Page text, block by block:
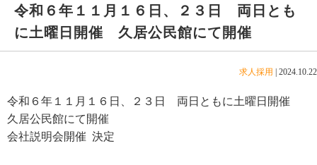
令和６年１１月１６日、２３日 両日とも
に土曜日開催 久居公民館にて開催
求人採用 2024.10.22
令和６年１１月１６日、２３日 両日ともに土曜日開催
久居公民館にて開催
会社説明会開催 決定